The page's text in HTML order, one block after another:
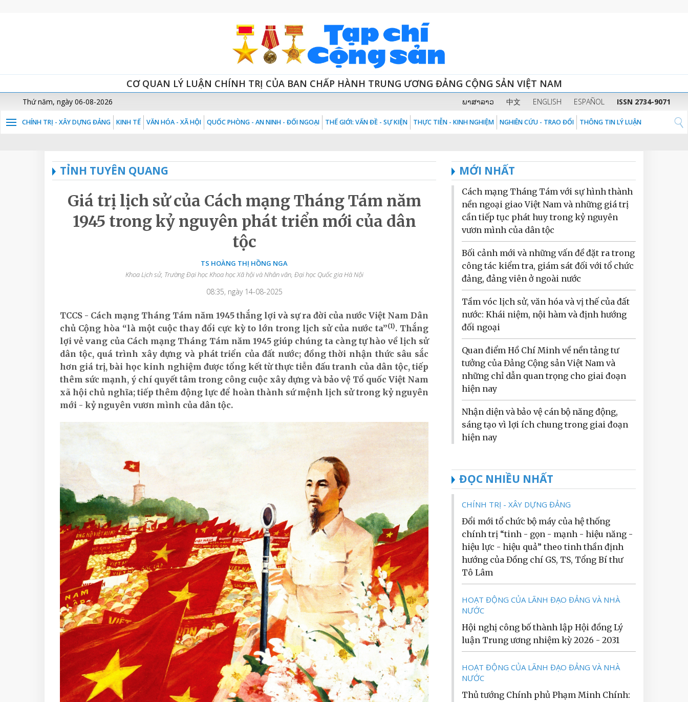
CƠ QUAN LÝ LUẬN CHÍNH TRỊ CỦA BAN CHẤP HÀNH TRUNG ƯƠNG ĐẢNG CỘNG SẢN VIỆT NAM
Thứ năm, ngày 06-08-2026 ພາສາລາວ 中文 ENGLISH ESPAÑOL ISSN 2734-9071
CHÍNH TRỊ - XÂY DỰNG ĐẢNG KINH TẾ VĂN HÓA - XÃ HỘI QUỐC PHÒNG - AN NINH - ĐỐI NGOẠI THẾ GIỚI: VẤN ĐỀ - SỰ KIỆN THỰC TIỄN - KINH NGHIỆM NGHIÊN CỨU - TRAO ĐỔI THÔNG TIN LÝ LUẬN
TỈNH TUYÊN QUANG
Giá trị lịch sử của Cách mạng Tháng Tám năm
1945 trong kỷ nguyên phát triển mới của dân
tộc
TS HOÀNG THỊ HỒNG NGA
Khoa Lịch sử, Trường Đại học Khoa học Xã hội và Nhân văn, Đại học Quốc gia Hà Nội
08:35, ngày 14-08-2025
TCCS - Cách mạng Tháng Tám năm 1945 thắng lợi và sự ra đời của nước Việt Nam Dân
chủ Cộng hòa “là một cuộc thay đổi cực kỳ to lớn trong lịch sử của nước ta”(1). Thắng
lợi vẻ vang của Cách mạng Tháng Tám năm 1945 giúp chúng ta càng tự hào về lịch sử
dân tộc, quá trình xây dựng và phát triển của đất nước; đồng thời nhận thức sâu sắc
hơn giá trị, bài học kinh nghiệm được tổng kết từ thực tiễn đấu tranh của dân tộc, tiếp
thêm sức mạnh, ý chí quyết tâm trong công cuộc xây dựng và bảo vệ Tổ quốc Việt Nam
xã hội chủ nghĩa; tiếp thêm động lực để hoàn thành sứ mệnh lịch sử trong kỷ nguyên
mới - kỷ nguyên vươn mình của dân tộc.
MỚI NHẤT
Cách mạng Tháng Tám với sự hình thành
nền ngoại giao Việt Nam và những giá trị
cần tiếp tục phát huy trong kỷ nguyên
vươn mình của dân tộc
Bối cảnh mới và những vấn đề đặt ra trong
công tác kiểm tra, giám sát đối với tổ chức
đảng, đảng viên ở ngoài nước
Tầm vóc lịch sử, văn hóa và vị thế của đất
nước: Khái niệm, nội hàm và định hướng
đối ngoại
Quan điểm Hồ Chí Minh về nền tảng tư
tưởng của Đảng Cộng sản Việt Nam và
những chỉ dẫn quan trọng cho giai đoạn
hiện nay
Nhận diện và bảo vệ cán bộ năng động,
sáng tạo vì lợi ích chung trong giai đoạn
hiện nay
ĐỌC NHIỀU NHẤT
CHÍNH TRỊ - XÂY DỰNG ĐẢNG
Đổi mới tổ chức bộ máy của hệ thống
chính trị “tinh - gọn - mạnh - hiệu năng -
hiệu lực - hiệu quả” theo tinh thần định
hướng của Đồng chí GS, TS, Tổng Bí thư
Tô Lâm
HOẠT ĐỘNG CỦA LÃNH ĐẠO ĐẢNG VÀ NHÀ
NƯỚC
Hội nghị công bố thành lập Hội đồng Lý
luận Trung ương nhiệm kỳ 2026 - 2031
HOẠT ĐỘNG CỦA LÃNH ĐẠO ĐẢNG VÀ NHÀ
NƯỚC
Thủ tướng Chính phủ Phạm Minh Chính: